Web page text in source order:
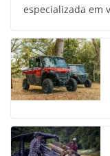
especializada em